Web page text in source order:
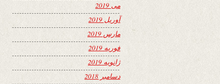
می 2019
آوریل 2019
مارس 2019
فوریه 2019
ژانویه 2019
دسامبر 2018